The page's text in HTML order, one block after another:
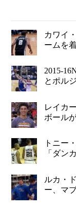
カワイ
ームを
2015-
とポル
レイカ
ボール
トニー
「ダン
ルカ・
ー、マ